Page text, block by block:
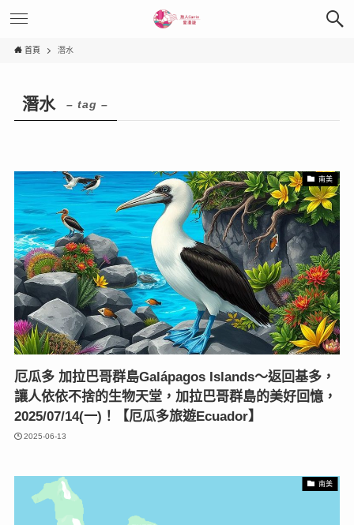
首頁 潛水
潛水 – tag –
南美
厄瓜多 加拉巴哥群島Galápagos Islands～返回基多，
讓人依依不捨的生物天堂，加拉巴哥群島的美好回憶，
2025/07/14(一)！【厄瓜多旅遊Ecuador】
2025-06-13
南美